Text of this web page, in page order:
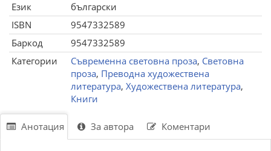
Език
български
ISBN
9547332589
Баркод
9547332589
Категории
Съвременна световна проза, Световна
проза, Преводна художествена
литература, Художествена литература,
Книги
Анотация За автора Коментари